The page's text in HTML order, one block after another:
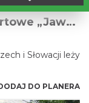
Centrum Wypoczynkowo-Sportowe „Jaworzynka”
i Słowacji leży
DO PLANERA